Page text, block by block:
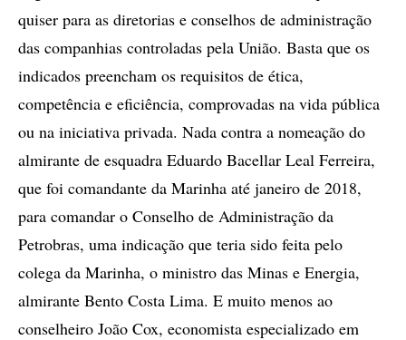
quiser para as diretorias e conselhos de administração
das companhias controladas pela União. Basta que os
indicados preencham os requisitos de ética,
competência e eficiência, comprovadas na vida pública
ou na iniciativa privada. Nada contra a nomeação do
almirante de esquadra Eduardo Bacellar Leal Ferreira,
que foi comandante da Marinha até janeiro de 2018,
para comandar o Conselho de Administração da
Petrobras, uma indicação que teria sido feita pelo
colega da Marinha, o ministro das Minas e Energia,
almirante Bento Costa Lima. E muito menos ao
conselheiro João Cox, economista especializado em